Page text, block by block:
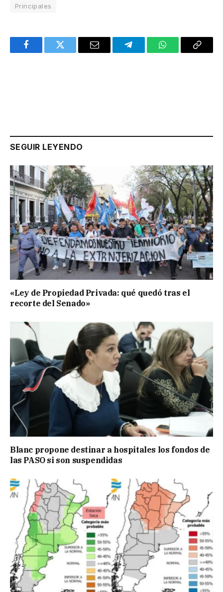
Principales
FacebookTwitter Email TelegramWhatsAppCopy
SEGUIR LEYENDO
«Ley de Propiedad Privada: qué quedó tras el
recorte del Senado»
Blanc propone destinar a hospitales los fondos de
las PASO si son suspendidas